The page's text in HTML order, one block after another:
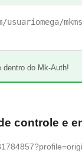
dentro do Mk-Auth!
controle e